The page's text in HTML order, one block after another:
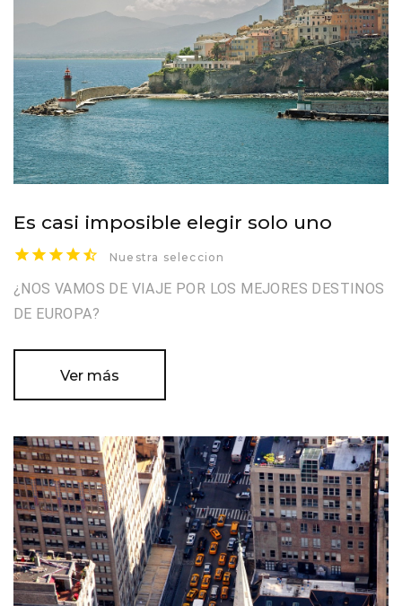
Es casi imposible elegir solo uno
Nuestra seleccion
¿NOS VAMOS DE VIAJE POR LOS MEJORES DESTINOS
DE EUROPA?
Ver más